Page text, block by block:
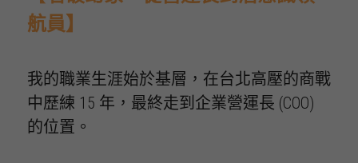
航員】
我的職業生涯始於基層，在台北高壓的商戰
中歷練 15 年，最終走到企業營運長 (COO)
的位置。